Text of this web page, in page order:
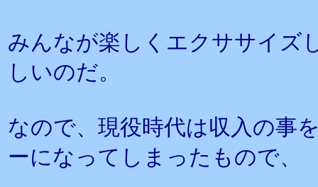
みんなが楽しくエクササイズ
しいのだ。
なので、現役時代は収入の事
ーになってしまったもので、